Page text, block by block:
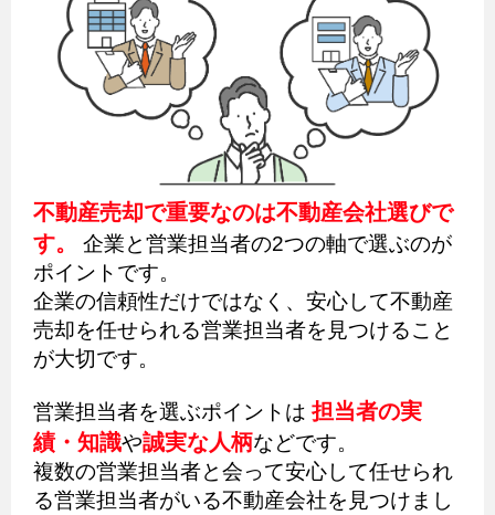
不動産売却で重要なのは不動産会社選びで
す。
企業と営業担当者の2つの軸で選ぶのが
ポイントです。
企業の信頼性だけではなく、安心して不動産
売却を任せられる営業担当者を見つけること
が大切です。
営業担当者を選ぶポイントは 担当者の実
績・知識や誠実な人柄などです。
複数の営業担当者と会って安心して任せられ
る営業担当者がいる不動産会社を見つけまし